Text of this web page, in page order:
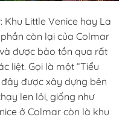
: Khu Little Venice hay La
còn lại của Colmar
được bảo tồn qua rất
liệt. Gọi là một “Tiểu
được xây dựng bên
len lỏi, giống như
ở Colmar còn là khu